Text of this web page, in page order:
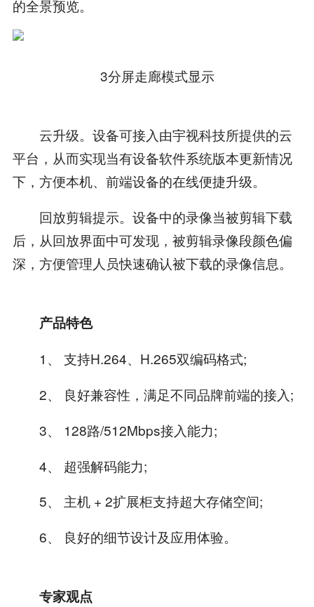
的全景预览。
3分屏走廊模式显示
云升级。设备可接入由宇视科技所提供的云
平台，从而实现当有设备软件系统版本更新情况
下，方便本机、前端设备的在线便捷升级。
回放剪辑提示。设备中的录像当被剪辑下载
后，从回放界面中可发现，被剪辑录像段颜色偏
深，方便管理人员快速确认被下载的录像信息。
产品特色
1、 支持H.264、H.265双编码格式;
2、 良好兼容性，满足不同品牌前端的接入;
3、 128路/512Mbps接入能力;
4、 超强解码能力;
5、 主机 + 2扩展柜支持超大存储空间;
6、 良好的细节设计及应用体验。
专家观点